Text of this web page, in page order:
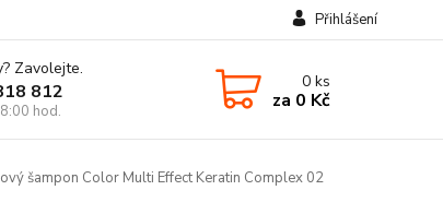
Přihlášení
Zavolejte.
812
hod.
0ks
za 0 Kč
šampon Color Multi Effect Keratin Complex 02